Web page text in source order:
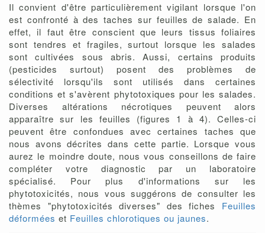
Il convient d'être particulièrement vigilant lorsque l'on
est confronté à des taches sur feuilles de salade. En
effet, il faut être conscient que leurs tissus foliaires
sont tendres et fragiles, surtout lorsque les salades
sont cultivées sous abris. Aussi, certains produits
(pesticides surtout) posent des problèmes de
sélectivité lorsqu'ils sont utilisés dans certaines
conditions et s'avèrent phytotoxiques pour les salades.
Diverses altérations nécrotiques peuvent alors
apparaître sur les feuilles (figures 1 à 4). Celles-ci
peuvent être confondues avec certaines taches que
nous avons décrites dans cette partie. Lorsque vous
aurez le moindre doute, nous vous conseillons de faire
compléter votre diagnostic par un laboratoire
spécialisé. Pour plus d'informations sur les
phytotoxicités, nous vous suggérons de consulter les
thèmes "phytotoxicités diverses" des fiches Feuilles
déformées et Feuilles chlorotiques ou jaunes.